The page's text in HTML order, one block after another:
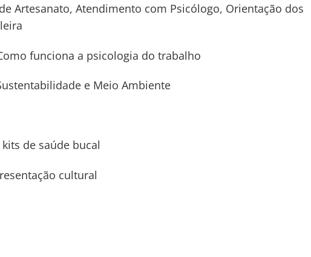
Artesanato, Atendimento com Psicólogo, Orientação dos
funciona a psicologia do trabalho
e Meio Ambiente
de saúde bucal
cultural